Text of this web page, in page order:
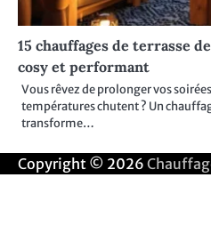
15 chauffages de terrasse
cosy et performant
Vous rêvez de prolonger vos
températures chutent ? Un
transforme…
Copyright © 2026